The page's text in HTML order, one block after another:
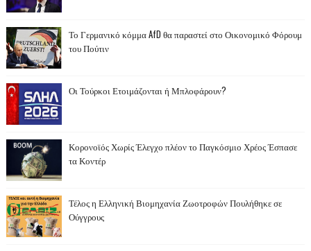
Το Γερμανικό κόμμα AfD θα παραστεί στο Οικονομικό Φόρουμ
του Πούτιν
Οι Τούρκοι Ετοιμάζονται ή Μπλοφάρουν?
Κορονοϊός Χωρίς Έλεγχο πλέον το Παγκόσμιο Χρέος Έσπασε
τα Κοντέρ
Τέλος η Ελληνική Βιομηχανία Ζωοτροφών Πουλήθηκε σε
Ούγγρους